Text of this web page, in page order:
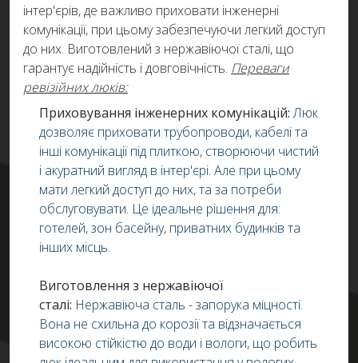
інтер'єрів, де важливо приховати інженерні
комунікації, при цьому забезпечуючи легкий доступ
до них. Виготовлений з нержавіючої сталі, що
гарантує надійність і довговічність. Переваги
ревізійних люків:
Приховування інженерних комунікацій:Люк
дозволяє приховати трубопроводи, кабелі та
інші комунікації під плиткою, створюючи чистий
і акуратний вигляд в інтер'єрі. Але при цьому
мати легкий доступ до них, та за потреби
обслуговувати. Це ідеальне рішення для:
готелей, зон басейну, приватних будинків та
інших місць.
Виготовлення з нержавіючої
сталі: Нержавіюча сталь - запорука міцності.
Вона не схильна до корозії та відзначається
високою стійкістю до води і вологи, що робить